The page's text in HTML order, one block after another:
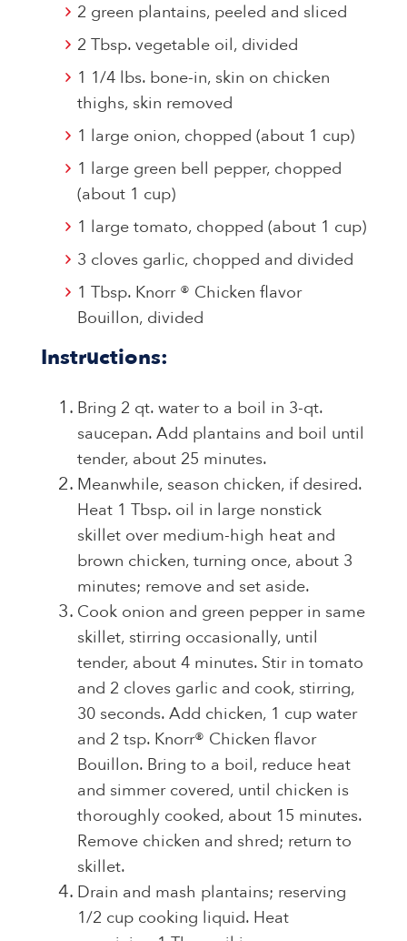
2 green plantains, peeled and sliced
2 Tbsp. vegetable oil, divided
1 1/4 lbs. bone-in, skin on chicken
thighs, skin removed
1 large onion, chopped (about 1 cup)
1 large green bell pepper, chopped
(about 1 cup)
1 large tomato, chopped (about 1 cup)
3 cloves garlic, chopped and divided
1 Tbsp. Knorr ® Chicken flavor
Bouillon, divided
Instructions:
Bring 2 qt. water to a boil in 3-qt.
saucepan. Add plantains and boil until
tender, about 25 minutes.
Meanwhile, season chicken, if desired.
Heat 1 Tbsp. oil in large nonstick
skillet over medium-high heat and
brown chicken, turning once, about 3
minutes; remove and set aside.
Cook onion and green pepper in same
skillet, stirring occasionally, until
tender, about 4 minutes. Stir in tomato
and 2 cloves garlic and cook, stirring,
30 seconds. Add chicken, 1 cup water
and 2 tsp. Knorr® Chicken flavor
Bouillon. Bring to a boil, reduce heat
and simmer covered, until chicken is
thoroughly cooked, about 15 minutes.
Remove chicken and shred; return to
skillet.
Drain and mash plantains; reserving
1/2 cup cooking liquid. Heat